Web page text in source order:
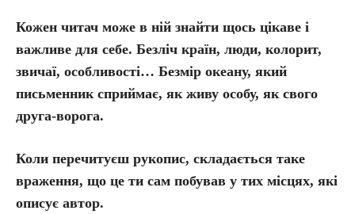
Кожен читач може в ній знайти щось цікаве і
важливе для себе. Безліч країн, люди, колорит,
звичаї, особливості… Безмір океану, який
письменник сприймає, як живу особу, як свого
друга-ворога.
Коли перечитуєш рукопис, складається таке
враження, що це ти сам побував у тих місцях, які
описує автор.